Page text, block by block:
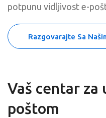
potpunu vidljivost e-
Razgovarajte Sa
Vaš centar za
poštom